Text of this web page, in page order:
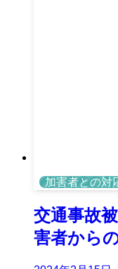
加害者との対
交通事故
害者から